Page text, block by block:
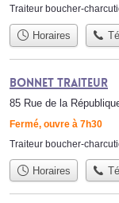
Traiteur boucher-
Horaires
Bonnet Traiteur
85 Rue de la
Fermé, ouvre à 7h30
Traiteur boucher-
Horaires